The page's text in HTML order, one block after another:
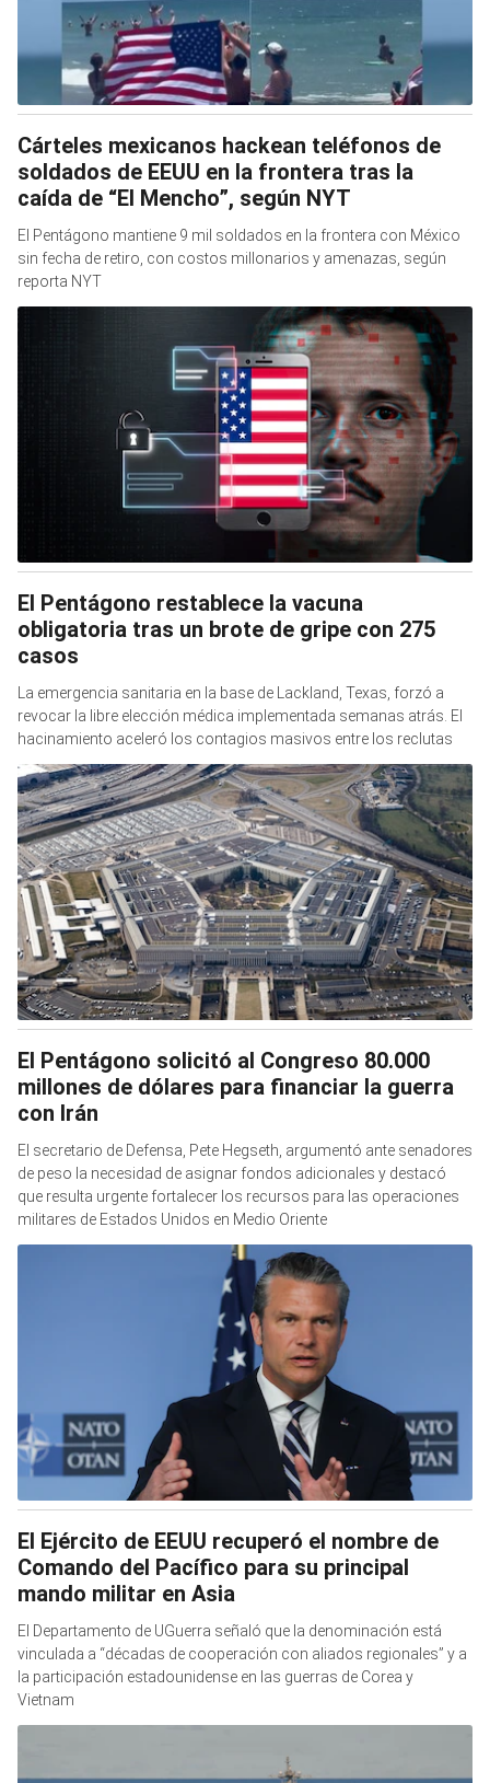
Cárteles mexicanos hackean teléfonos de
soldados de EEUU en la frontera tras la
caída de “El Mencho”, según NYT
El Pentágono mantiene 9 mil soldados en la frontera con México
sin fecha de retiro, con costos millonarios y amenazas, según
reporta NYT
El Pentágono restablece la vacuna
obligatoria tras un brote de gripe con 275
casos
La emergencia sanitaria en la base de Lackland, Texas, forzó a
revocar la libre elección médica implementada semanas atrás. El
hacinamiento aceleró los contagios masivos entre los reclutas
El Pentágono solicitó al Congreso 80.000
millones de dólares para financiar la guerra
con Irán
El secretario de Defensa, Pete Hegseth, argumentó ante senadores
de peso la necesidad de asignar fondos adicionales y destacó
que resulta urgente fortalecer los recursos para las operaciones
militares de Estados Unidos en Medio Oriente
El Ejército de EEUU recuperó el nombre de
Comando del Pacífico para su principal
mando militar en Asia
El Departamento de UGuerra señaló que la denominación está
vinculada a “décadas de cooperación con aliados regionales” y a
la participación estadounidense en las guerras de Corea y
Vietnam